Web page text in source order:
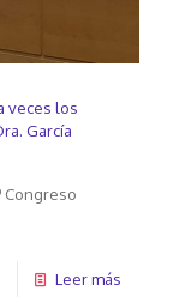
veces los
García
Congreso
Leer más